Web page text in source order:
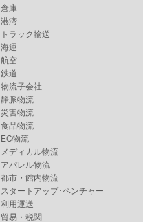
倉庫
港湾
トラック輸送
海運
航空
鉄道
物流子会社
静脈物流
災害物流
食品物流
EC物流
メディカル物流
アパレル物流
都市・館内物流
スタートアップ･ベンチャー
利用運送
貿易・税関